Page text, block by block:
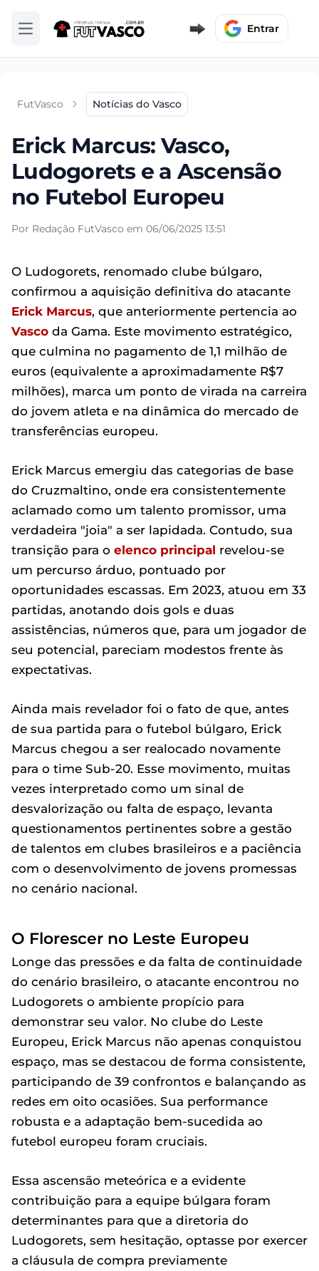
Abrir menu Entrar
FutVasco Notícias do Vasco
Erick Marcus: Vasco,
Ludogorets e a Ascensão
no Futebol Europeu
Por Redação FutVasco em 06/06/2025 13:51
O Ludogorets, renomado clube búlgaro,
confirmou a aquisição definitiva do atacante
Erick Marcus, que anteriormente pertencia ao
Vasco da Gama. Este movimento estratégico,
que culmina no pagamento de 1,1 milhão de
euros (equivalente a aproximadamente R$7
milhões), marca um ponto de virada na carreira
do jovem atleta e na dinâmica do mercado de
transferências europeu.
Erick Marcus emergiu das categorias de base
do Cruzmaltino, onde era consistentemente
aclamado como um talento promissor, uma
verdadeira "joia" a ser lapidada. Contudo, sua
transição para o elenco principal revelou-se
um percurso árduo, pontuado por
oportunidades escassas. Em 2023, atuou em 33
partidas, anotando dois gols e duas
assistências, números que, para um jogador de
seu potencial, pareciam modestos frente às
expectativas.
Ainda mais revelador foi o fato de que, antes
de sua partida para o futebol búlgaro, Erick
Marcus chegou a ser realocado novamente
para o time Sub-20. Esse movimento, muitas
vezes interpretado como um sinal de
desvalorização ou falta de espaço, levanta
questionamentos pertinentes sobre a gestão
de talentos em clubes brasileiros e a paciência
com o desenvolvimento de jovens promessas
no cenário nacional.
O Florescer no Leste Europeu
Longe das pressões e da falta de continuidade
do cenário brasileiro, o atacante encontrou no
Ludogorets o ambiente propício para
demonstrar seu valor. No clube do Leste
Europeu, Erick Marcus não apenas conquistou
espaço, mas se destacou de forma consistente,
participando de 39 confrontos e balançando as
redes em oito ocasiões. Sua performance
robusta e a adaptação bem-sucedida ao
futebol europeu foram cruciais.
Essa ascensão meteórica e a evidente
contribuição para a equipe búlgara foram
determinantes para que a diretoria do
Ludogorets, sem hesitação, optasse por exercer
a cláusula de compra previamente